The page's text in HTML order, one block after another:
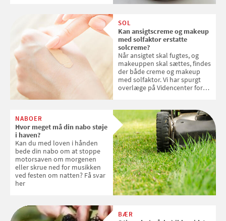
SOL
Kan ansigtscreme og makeup
med solfaktor erstatte
solcreme?
Når ansigtet skal fugtes, og
makeuppen skal sættes, findes
der både creme og makeup
med solfaktor. Vi har spurgt
overlæge på Videncenter for
med SPF kan erstatte
solcreme, når man bevæger
sig ud i solen
NABOER
Hvor meget må din nabo støje
i haven?
Kan du med loven i hånden
bede din nabo om at stoppe
motorsaven om morgenen
eller skrue ned for musikken
ved festen om natten? Få svar
her
BÆR